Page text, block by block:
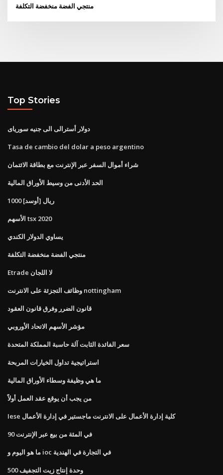
منتجي الفضة منخفضة التكلفة
Top Stories
دولار أسترالى الى جنيه سورياى
Tasa de cambio del dolar a peso argentino
شراء أموال السفر عبر الإنترنت مع بطاقة الائتمان
الحد الأدنى من وسيط الأوراق المالية
1000 ريال [أوسد]
الأسهم tsx 2020
يساوي الدولار الكندي
منتجي الفضة منخفضة التكلفة
Etrade لا اللجان
وظائف التجزئة على الانترنت nottingham
قانون الضرر وفرق قانون العقود
مؤشر الأسهم الاتحاد الأوروبي
سعر الفائدة الثابت آلة حاسبة المملكة المتحدة
استراتيجية تداول الخيارات المربحة
ما هي وظيفة وسطاء الأوراق المالية
من يجب أن يوقع عقد العمل أولاً
Iese كلية إدارة الأعمال على الانترنت ماجستير في إدارة الأعمال
90 في المئة من بيع عبر الإنترنت
ما هو اليوم و ioc في التجارة في الهندية
وحدة إنتاج زيت التجفيف 500